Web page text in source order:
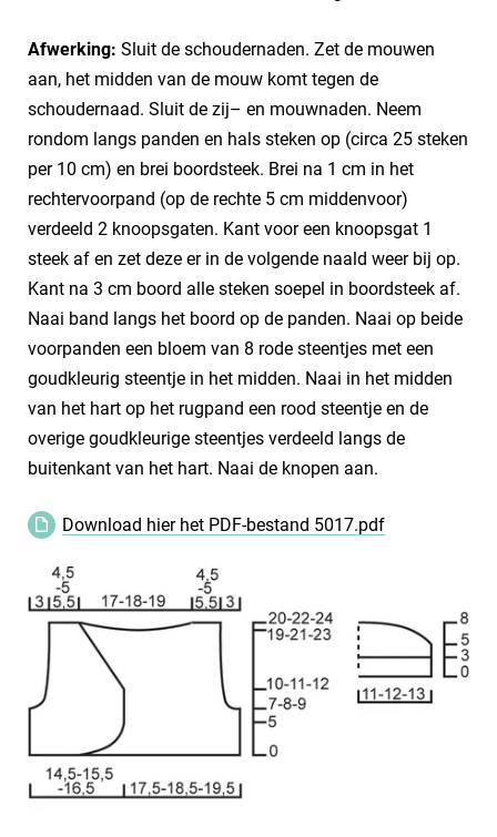
Afwerking: Sluit de schoudernaden. Zet de mouwen
aan, het midden van de mouw komt tegen de
schoudernaad. Sluit de zij– en mouwnaden. Neem
rondom langs panden en hals steken op (circa 25 steken
per 10 cm) en brei boordsteek. Brei na 1 cm in het
rechtervoorpand (op de rechte 5 cm middenvoor)
verdeeld 2 knoopsgaten. Kant voor een knoopsgat 1
steek af en zet deze er in de volgende naald weer bij op.
Kant na 3 cm boord alle steken soepel in boordsteek af.
Naai band langs het boord op de panden. Naai op beide
voorpanden een bloem van 8 rode steentjes met een
goudkleurig steentje in het midden. Naai in het midden
van het hart op het rugpand een rood steentje en de
overige goudkleurige steentjes verdeeld langs de
buitenkant van het hart. Naai de knopen aan.
Download hier het PDF-bestand 5017.pdf